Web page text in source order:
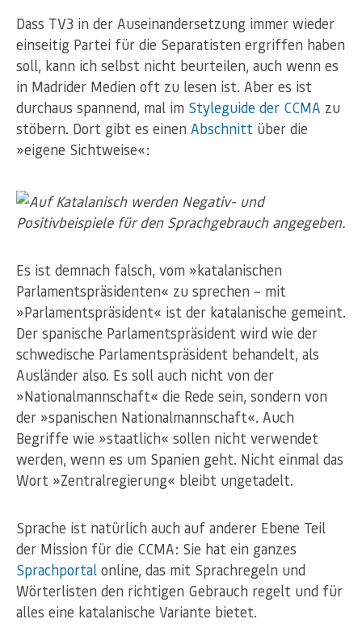
Dass TV3 in der Auseinandersetzung immer wieder
einseitig Partei für die Separatisten ergriffen haben
soll, kann ich selbst nicht beurteilen, auch wenn es
in Madrider Medien oft zu lesen ist. Aber es ist
durchaus spannend, mal im Styleguide der CCMA zu
stöbern. Dort gibt es einen Abschnitt über die
»eigene Sichtweise«:
Es ist demnach falsch, vom »katalanischen
Parlamentspräsidenten« zu sprechen – mit
»Parlamentspräsident« ist der katalanische gemeint.
Der spanische Parlamentspräsident wird wie der
schwedische Parlamentspräsident behandelt, als
Ausländer also. Es soll auch nicht von der
»Nationalmannschaft« die Rede sein, sondern von
der »spanischen Nationalmannschaft«. Auch
Begriffe wie »staatlich« sollen nicht verwendet
werden, wenn es um Spanien geht. Nicht einmal das
Wort »Zentralregierung« bleibt ungetadelt.
Sprache ist natürlich auch auf anderer Ebene Teil
der Mission für die CCMA: Sie hat ein ganzes
Sprachportal online, das mit Sprachregeln und
Wörterlisten den richtigen Gebrauch regelt und für
alles eine katalanische Variante bietet.